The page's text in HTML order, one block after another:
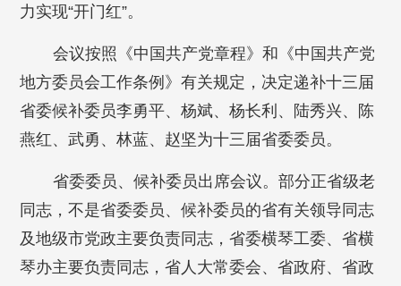
力实现“开门红”。
会议按照《中国共产党章程》和《中国共产党
地方委员会工作条例》有关规定，决定递补十三届
省委候补委员李勇平、杨斌、杨长利、陆秀兴、陈
燕红、武勇、林蓝、赵坚为十三届省委委员。
省委委员、候补委员出席会议。部分正省级老
同志，不是省委委员、候补委员的省有关领导同志
及地级市党政主要负责同志，省委横琴工委、省横
琴办主要负责同志，省人大常委会、省政府、省政